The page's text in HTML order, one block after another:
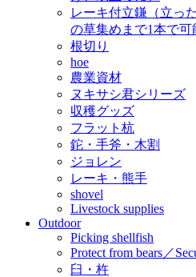
レーキ付立鎌（立っ
の草集めまで1本で可
根切り
hoe
農業資材
ヌキサシ君シリーズ
収穫グッズ
フラット杭
鉈・手斧・木割
ジョレン
レーキ・熊手
shovel
Livestock supplies
Outdoor
Picking shellfish
Protect from bears／
臼・杵